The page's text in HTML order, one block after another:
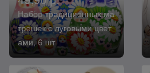
Набор традиционных ма
трешек с луговыми цвет
ами, 6 шт